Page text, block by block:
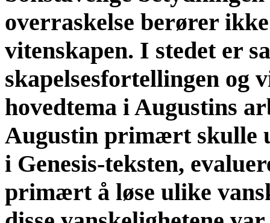
overraskelse berører
vitenskapen. I stedet er
skapelsesfortellingen og
hovedtema i Augustins
Augustin primært skulle
i Genesis-teksten,
primært å løse ulike